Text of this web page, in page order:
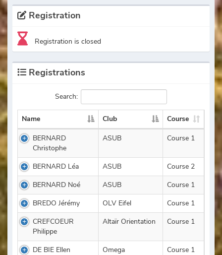
Registration
Registration is closed
Registrations
Search:
Name Club Course
BERNARD
Christophe
ASUB Course 1
BERNARD Léa ASUB
Course 2
BERNARD Noé
ASUB
Course 1
BREDO Jérémy
OLV Eifel
Course 1
CREFCOEUR
Philippe
Altaïr Orientation Course 1
DE BIE Ellen Omega
Course 1